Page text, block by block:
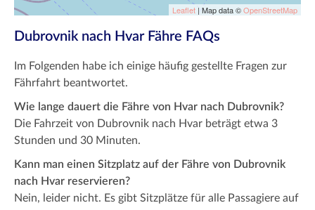
Leaflet | Map data ©OpenStreetMap
Dubrovnik nach Hvar Fähre FAQs
Im Folgenden habe ich einige häufig gestellte Fragen zur
Fährfahrt beantwortet.
Wie lange dauert die Fähre von Hvar nach Dubrovnik?
Die Fahrzeit von Dubrovnik nach Hvar beträgt etwa 3
Stunden und 30 Minuten.
Kann man einen Sitzplatz auf der Fähre von Dubrovnik
nach Hvar reservieren?
Nein, leider nicht. Es gibt Sitzplätze für alle Passagiere auf